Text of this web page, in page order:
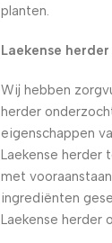
planten.
Laekense
Wij hebben
herder
eigenschappen
Laekense herder
met
ingrediënten
Laekense herder